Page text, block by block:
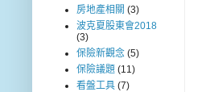
房地產相關 (3)
波克夏股東會2018
(3)
保險新觀念 (5)
保險議題 (11)
看盤工具 (7)